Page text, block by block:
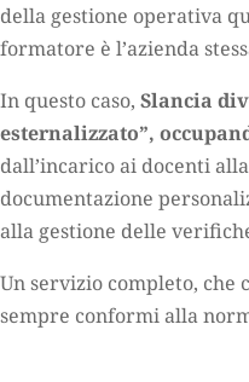
della gestione operativa
formatore è l’azienda
In questo caso, Slancia
esternalizzato”,
dall’incarico ai docenti
documentazione
alla gestione delle
Un servizio completo, che
sempre conformi alla